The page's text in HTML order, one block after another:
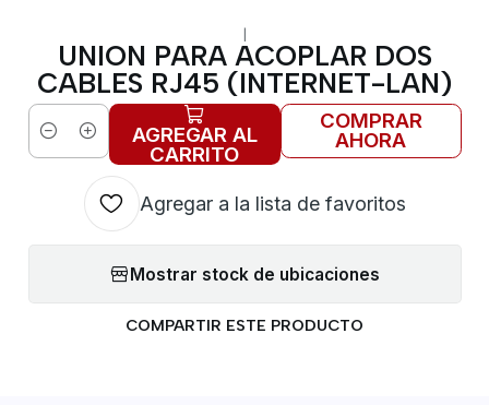
|
UNION PARA ACOPLAR DOS
CABLES RJ45 (INTERNET-LAN)
Cantidad AGREGAR AL
CARRITO
COMPRAR
AHORA
Agregar a la lista de favoritos
Mostrar stock de ubicaciones
COMPARTIR ESTE PRODUCTO